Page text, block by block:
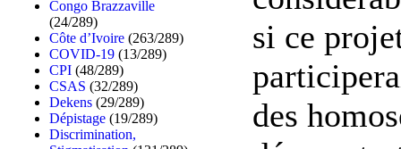
Congo Brazzaville
(24/289)
Côte d’Ivoire (263/289)
COVID-19 (13/289)
CPI (48/289)
CSAS (32/289)
Dekens (29/289)
Dépistage (19/289)
Discrimination,
si ce
des